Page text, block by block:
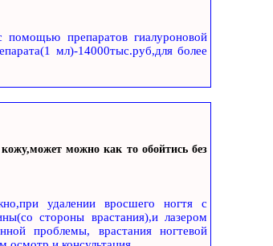
помощью препаратов гиалуроновой
мл)-14000тыс.руб,для более
можно как то обойтись без
удалении вросшего ногтя с
стороны врастания),и лазером
проблемы, врастания ногтевой